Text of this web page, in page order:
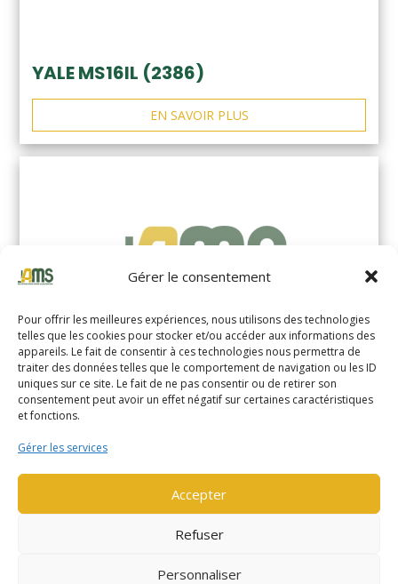
Gérer le consentement
Pour offrir les meilleures expériences, nous utilisons des technologies
telles que les cookies pour stocker et/ou accéder aux informations des
appareils. Le fait de consentir à ces technologies nous permettra de
traiter des données telles que le comportement de navigation ou les ID
uniques sur ce site. Le fait de ne pas consentir ou de retirer son
consentement peut avoir un effet négatif sur certaines caractéristiques
et fonctions.
Gérer les services
Accepter
Refuser
Personnaliser
YALE MS16IL (2386)
EN SAVOIR PLUS
YALE MS14XIL (2510)